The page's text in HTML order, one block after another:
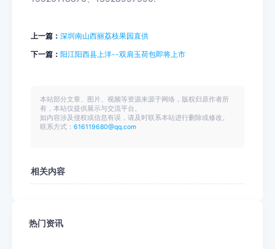
上一篇： 深圳南山西丽荔枝果园直供
下一篇： 阳江阳西县上洋--双肩玉荷包即将上市
本站部分文章、图片、视频等资源来源于网络，版权归原作者所
有，本站仅提供展示与交流平台。
如内容涉及侵权或信息有误，请及时联系本站进行删除或修改。
联系方式： 616119680@qq.com
相关内容
热门资讯